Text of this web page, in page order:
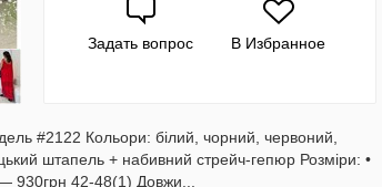
Задать вопрос В Избранное
#2122 Кольори: білий, чорний, червоний,
штапель + набивний стрейч-гепюр Розміри: •
930грн 42-48(1) Довжи...